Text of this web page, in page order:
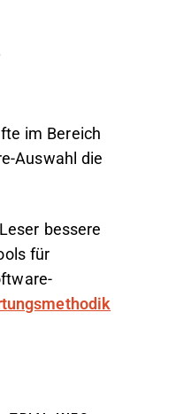
im Bereich
Auswahl die
bessere
für